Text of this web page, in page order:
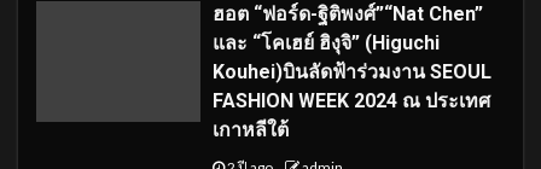
ฮอต “ฟอร์ด-ฐิติพงศ์”“Nat Chen”
และ “โคเฮย์ ฮิงุจิ” (Higuchi
Kouhei)บินลัดฟ้าร่วมงาน SEOUL
FASHION WEEK 2024 ณ ประเทศ
เกาหลีใต้